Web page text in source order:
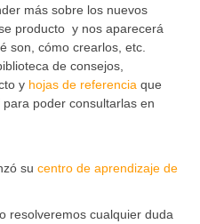
más sobre los nuevos
producto y nos aparecerá
son, cómo crearlos, etc.
de consejos,
y hojas de referencia que
para poder consultarlas en
su centro de aprendizaje de
resolveremos cualquier duda